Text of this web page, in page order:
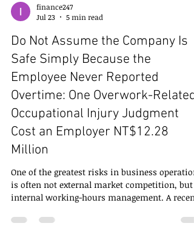
判）已於 2026 年 7 月正式進入二軍實戰測試，並
2027 年一軍正式上路為主要推進目標，以後棒球比
實施的職場霸凌專章也有類似的功能。 「主管現在
是不是都不能罵人了？」「要求績效會不會就被告
職場霸凌？」這是《職業安全衛生法》職場霸凌專
章施行後，我最常被企業董事長、總經理及人資主
管詢問的問題。 我的回答很簡單：法律並沒有拿走
主管的管理權，而是替主管的管理手段畫出一個像
棒球電子好球帶（ABS）一樣清楚的界線。 從今以
後，主管不是不能投球，而是不能暴投；不是不能
嚴格管理，而是不能越過法律所容許的「業務上必
finance247
Jul 23
5 min read
Do Not Assume the Company Is
Safe Simply Because the
Employee Never Reported
Overtime: One Overwork-Related
Occupational Injury Judgment
Cost an Employer NT$12.28
Million
One of the greatest risks in business
is often not external market competition, but
internal working-hours management. A recent
Court has once again sounded the alarm for